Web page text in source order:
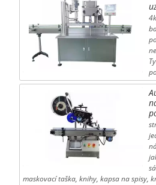
maskovací taška, knihy, kapsa na spisy,